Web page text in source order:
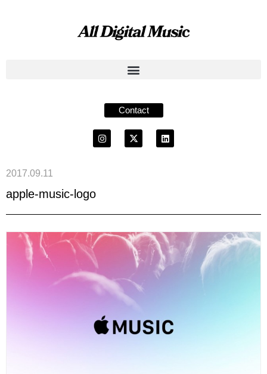
Contact
2017.09.11
apple-music-logo